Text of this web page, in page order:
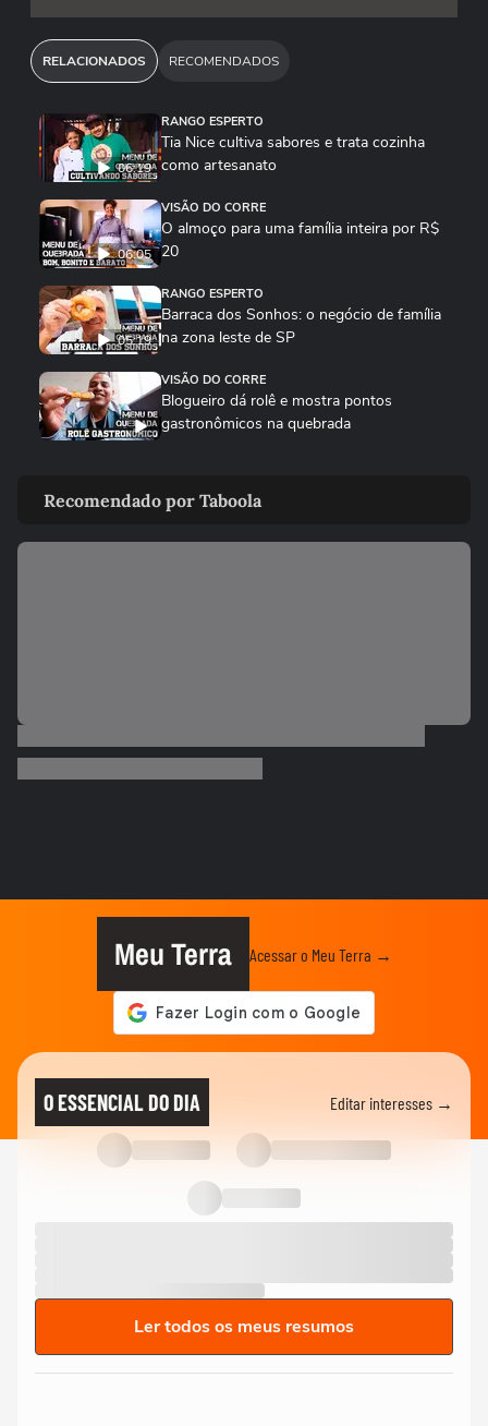
RELACIONADOS RECOMENDADOS
06:19
RANGO ESPERTO
Tia Nice cultiva sabores e trata cozinha
como artesanato
06:05
VISÃO DO CORRE
O almoço para uma família inteira por R$
20
05:19
RANGO ESPERTO
Barraca dos Sonhos: o negócio de família
na zona leste de SP
VISÃO DO CORRE
Blogueiro dá rolê e mostra pontos
gastronômicos na quebrada
Recomendado por Taboola
Meu Terra Acessar o Meu Terra →
O ESSENCIAL DO DIA Editar interesses →
Ler todos os meus resumos